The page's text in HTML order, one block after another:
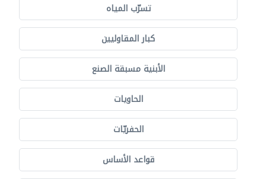
تسرّب المياه
كبار المقاوليين
الأبنية مسبقة الصنع
الحاويات
الحفريّات
قواعد الأساس